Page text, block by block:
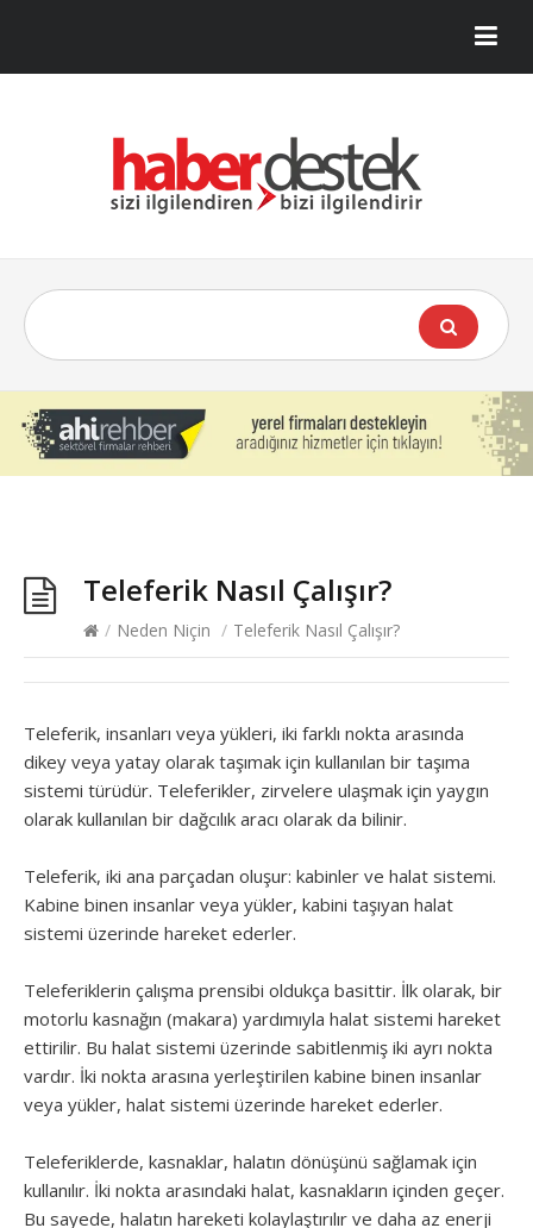
Teleferik Nasıl Çalışır?
/ Neden Niçin / Teleferik Nasıl Çalışır?
Teleferik, insanları veya yükleri, iki farklı nokta arasında
dikey veya yatay olarak taşımak için kullanılan bir taşıma
sistemi türüdür. Teleferikler, zirvelere ulaşmak için yaygın
olarak kullanılan bir dağcılık aracı olarak da bilinir.
Teleferik, iki ana parçadan oluşur: kabinler ve halat sistemi.
Kabine binen insanlar veya yükler, kabini taşıyan halat
sistemi üzerinde hareket ederler.
Teleferiklerin çalışma prensibi oldukça basittir. İlk olarak, bir
motorlu kasnağın (makara) yardımıyla halat sistemi hareket
ettirilir. Bu halat sistemi üzerinde sabitlenmiş iki ayrı nokta
vardır. İki nokta arasına yerleştirilen kabine binen insanlar
veya yükler, halat sistemi üzerinde hareket ederler.
Teleferiklerde, kasnaklar, halatın dönüşünü sağlamak için
kullanılır. İki nokta arasındaki halat, kasnakların içinden geçer.
Bu sayede, halatın hareketi kolaylaştırılır ve daha az enerji